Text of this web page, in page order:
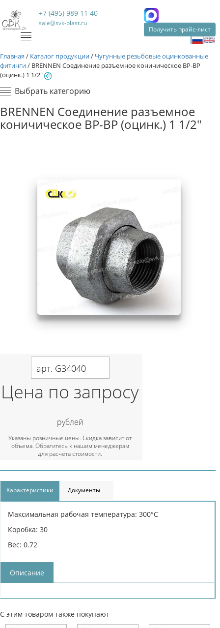
+7 (495) 989 11 40
sale@svk-plast.ru
Получить прайс-лист
Главная / Каталог продукции/ Чугунные резьбовые оцинкованные
фитинги/ BRENNEN Соединение разъемное коничическое ВР-ВР
(оцинк.) 1 1/2"
Выбрать категорию
BRENNEN Соединение разъемное
коничическое ВР-ВР (оцинк.) 1 1/2"
арт. G34040
Цена по запросу
рублей
Указаны розничные цены. Скидка зависит от
объема. Обратитесь к нашим менеджерам
для расчета стоимости.
Характеристики Документы
Максимальная рабочая температура: 300°С
Коробка: 30
Вес: 0.72
Описание
С этим товаром также покупают